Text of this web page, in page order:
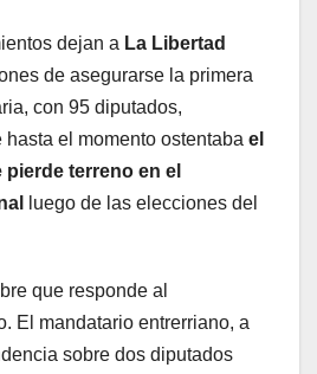
dejan a La Libertad
de asegurarse la primera
con 95 diputados,
el momento ostentaba el
terreno en el
luego de las elecciones del
que responde al
El mandatario entrerriano, a
sobre dos diputados